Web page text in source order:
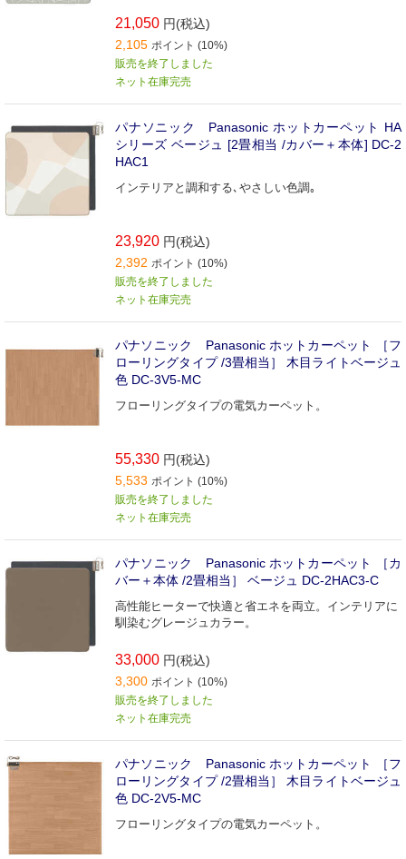
21,050 円(税込)
2,105 ポイント (10%)
販売を終了しました
ネット在庫完売
パナソニック Panasonic ホットカーペット HA
シリーズ ベージュ [2畳相当 /カバー＋本体] DC-2
HAC1
インテリアと調和する､やさしい色調｡
23,920 円(税込)
2,392 ポイント (10%)
販売を終了しました
ネット在庫完売
パナソニック Panasonic ホットカーペット ［フ
ローリングタイプ /3畳相当］ 木目ライトベージュ
色 DC-3V5-MC
フローリングタイプの電気カーペット。
55,330 円(税込)
5,533 ポイント (10%)
販売を終了しました
ネット在庫完売
パナソニック Panasonic ホットカーペット ［カ
バー＋本体 /2畳相当］ ベージュ DC-2HAC3-C
高性能ヒーターで快適と省エネを両立。インテリアに
馴染むグレージュカラー。
33,000 円(税込)
3,300 ポイント (10%)
販売を終了しました
ネット在庫完売
パナソニック Panasonic ホットカーペット ［フ
ローリングタイプ /2畳相当］ 木目ライトベージュ
色 DC-2V5-MC
フローリングタイプの電気カーペット。